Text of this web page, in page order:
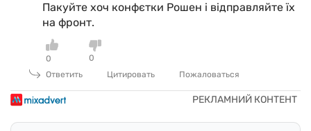
Пакуйте хоч конфєтки Рошен і відправляйте їх
на фронт.
0
0
Ответить
Цитировать Пожаловаться